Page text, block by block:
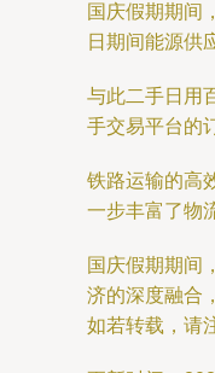
国庆假期期间
日期间能源供
与此二手日用
手交易平台的
铁路运输的高
一步丰富了物
国庆假期期间
济的深度融合
如若转载，请